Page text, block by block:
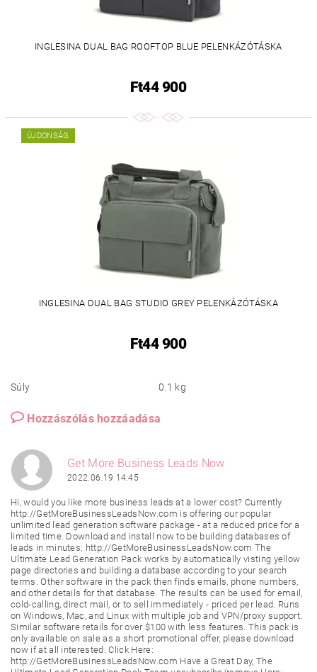
INGLESINA DUAL BAG ROOFTOP BLUE PELENKÁZÓTÁSKA
Ft44 900
ÚJDONSÁG
INGLESINA DUAL BAG STUDIO GREY PELENKÁZÓTÁSKA
Ft44 900
Súly 0.1 kg
Hozzászólás hozzáadása
Get More Business Leads Now
2022.06.19 14:45
Hi, would you like more business leads at a lower cost? Currently
http://GetMoreBusinessLeadsNow.com is offering our popular
unlimited lead generation software package - at a reduced price for a
limited time. Download and install now to be building databases of
leads in minutes: http://GetMoreBusinessLeadsNow.com The
Ultimate Lead Generation Pack works by automatically visting yellow
page directories and building a database according to your search
terms. Other software in the pack then finds emails, phone numbers,
and other details for that database. The results can be used for email,
cold-calling, direct mail, or to sell immediately - priced per lead. Runs
on Windows, Mac, and Linux with multiple job and VPN/proxy support.
Similar software retails for over $100 with less features. This pack is
only available on sale as a short promotional offer, please download
now if at all interested. Click Here:
http://GetMoreBusinessLeadsNow.com Have a Great Day, The